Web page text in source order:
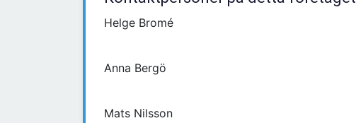
Helge Bromé
Anna Bergö
Mats Nilsson